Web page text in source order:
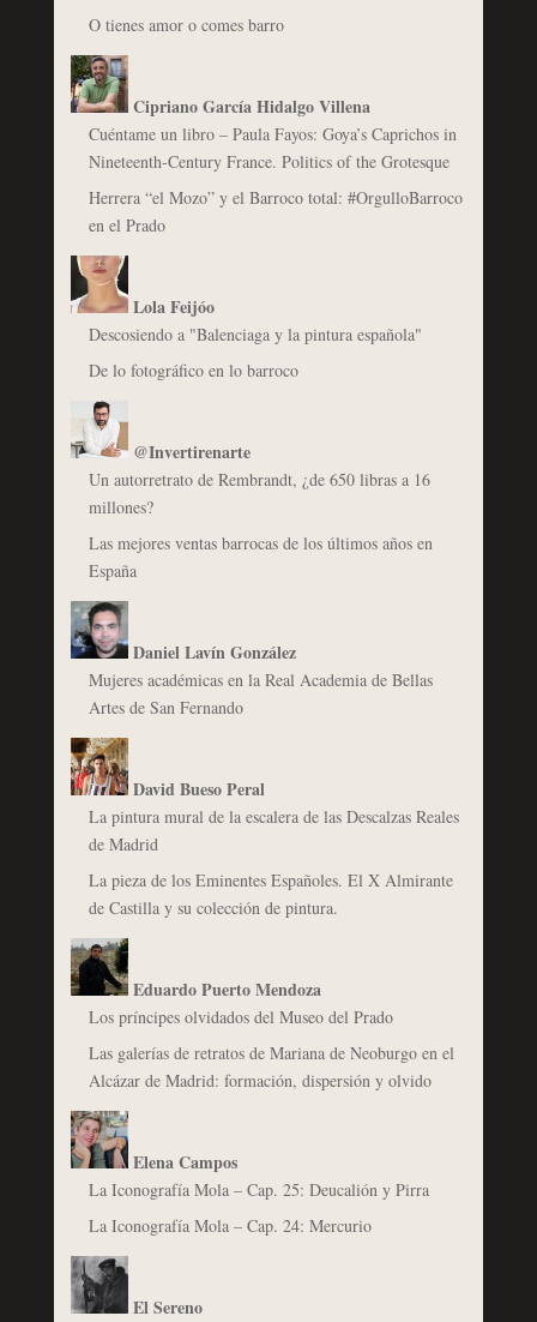
O tienes amor o comes barro
Cipriano García Hidalgo Villena
Cuéntame un libro – Paula Fayos: Goya’s Caprichos in
Nineteenth-Century France. Politics of the Grotesque
Herrera “el Mozo” y el Barroco total: #OrgulloBarroco
en el Prado
Lola Feijóo
Descosiendo a "Balenciaga y la pintura española"
De lo fotográfico en lo barroco
@Invertirenarte
Un autorretrato de Rembrandt, ¿de 650 libras a 16
millones?
Las mejores ventas barrocas de los últimos años en
España
Daniel Lavín González
Mujeres académicas en la Real Academia de Bellas
Artes de San Fernando
David Bueso Peral
La pintura mural de la escalera de las Descalzas Reales
de Madrid
La pieza de los Eminentes Españoles. El X Almirante
de Castilla y su colección de pintura.
Eduardo Puerto Mendoza
Los príncipes olvidados del Museo del Prado
Las galerías de retratos de Mariana de Neoburgo en el
Alcázar de Madrid: formación, dispersión y olvido
Elena Campos
La Iconografía Mola – Cap. 25: Deucalión y Pirra
La Iconografía Mola – Cap. 24: Mercurio
El Sereno